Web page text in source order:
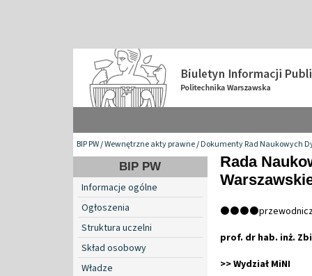
BIP PW/Wewnętrzne akty prawne/Dokumenty Rad Naukowych
BIP PW
Informacje ogólne
Ogłoszenia
Struktura uczelni
Skład osobowy
Władze
Rada
prof. dr hab. inż.
>> Wydział MiNI